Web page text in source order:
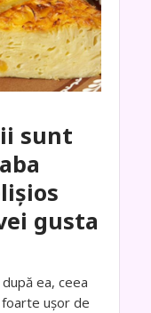
sunt
gusta
ea, ceea
ușor de